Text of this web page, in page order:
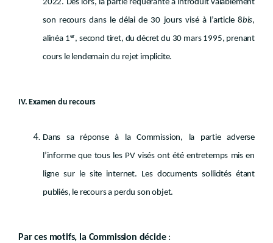
2022. Dès lors, la partie requérante a introduit valablement
son recours dans le délai de 30 jours visé à l’article 8bis,
alinéa 1er, second tiret, du décret du 30 mars 1995, prenant
cours le lendemain du rejet implicite.
IV. Examen du recours
Dans sa réponse à la Commission, la partie adverse
l’informe que tous les PV visés ont été entretemps mis en
ligne sur le site internet. Les documents sollicités étant
publiés, le recours a perdu son objet.
Par ces motifs, la Commission décide: